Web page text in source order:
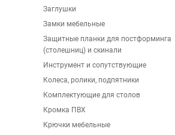
Заглушки
Замки мебельные
Защитные планки для постформинга
(столешниц) и скинали
Инструмент и сопутствующие
Колеса, ролики, подпятники
Комплектующие для столов
Кромка ПВХ
Крючки мебельные